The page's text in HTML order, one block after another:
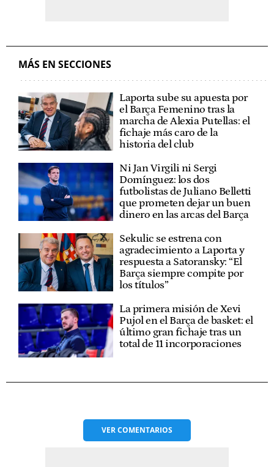
MÁS EN SECCIONES
Laporta sube su apuesta por
el Barça Femenino tras la
marcha de Alexia Putellas: el
fichaje más caro de la
historia del club
Ni Jan Virgili ni Sergi
Domínguez: los dos
futbolistas de Juliano Belletti
que prometen dejar un buen
dinero en las arcas del Barça
Sekulic se estrena con
agradecimiento a Laporta y
respuesta a Satoransky: “El
Barça siempre compite por
los títulos”
La primera misión de Xevi
Pujol en el Barça de basket: el
último gran fichaje tras un
total de 11 incorporaciones
VERCOMENTARIOS